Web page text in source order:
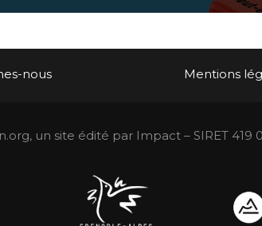
nous Mentions
un site édité par Impact – SIRET 419